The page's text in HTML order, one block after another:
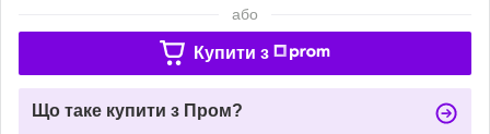
або
Купити з
Що таке купити з Пром?